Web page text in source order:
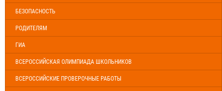
БЕЗОПАСНОСТЬ
РОДИТЕЛЯМ
ГИА
ВСЕРОССИЙСКАЯ ОЛИМПИАДА ШКОЛЬНИКОВ
ВСЕРОССИЙСКИЕ ПРОВЕРОЧНЫЕ РАБОТЫ